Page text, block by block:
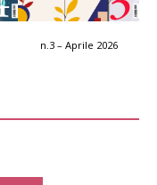
n.3 – Aprile 2026